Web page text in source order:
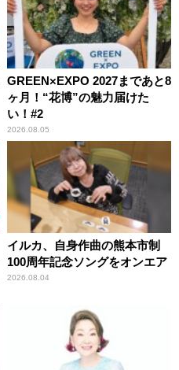
GREEN×EXPO 2027まであと8
ヶ月！“花博”の魅力届けた
い！#2
2026.08.05
イルカ、自身作曲の熊本市制
100周年記念ソングをオンエア
2026.08.04